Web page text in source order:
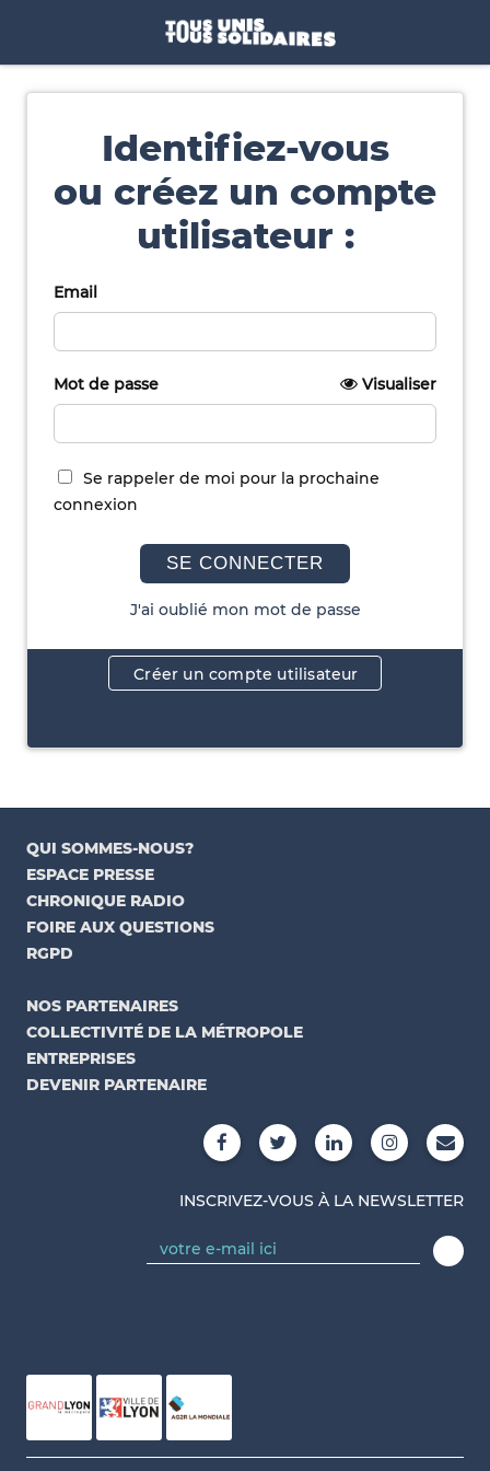
Identifiez-vous
ou créez un compte
utilisateur :
Email
Mot de passe Visualiser
Se rappeler de moi pour la prochaine
connexion
SE CONNECTER
J'ai oublié mon mot de passe
Créer un compte utilisateur
QUI SOMMES-NOUS?
ESPACE PRESSE
CHRONIQUE RADIO
FOIRE AUX QUESTIONS
RGPD
NOS PARTENAIRES
COLLECTIVITÉ DE LA MÉTROPOLE
ENTREPRISES
DEVENIR PARTENAIRE
INSCRIVEZ-VOUS À LA NEWSLETTER